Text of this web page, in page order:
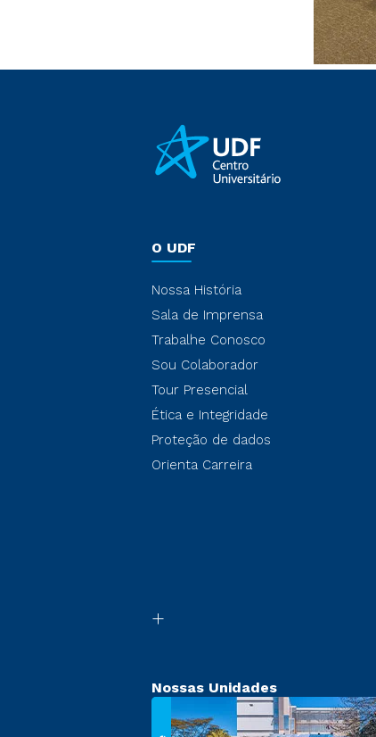
O UDF
Nossa História
Sala de Imprensa
Trabalhe Conosco
Sou Colaborador
Tour Presencial
Ética e Integridade
Proteção de dados
Orienta Carreira
Nossas Unidades